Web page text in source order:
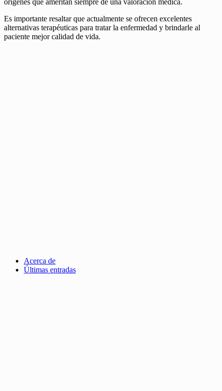
Es importante resaltar que actualmente se ofrecen excelentes
alternativas terapéuticas para tratar la enfermedad y brindarle al
paciente mejor calidad de vida.
Acerca de
Últimas entradas